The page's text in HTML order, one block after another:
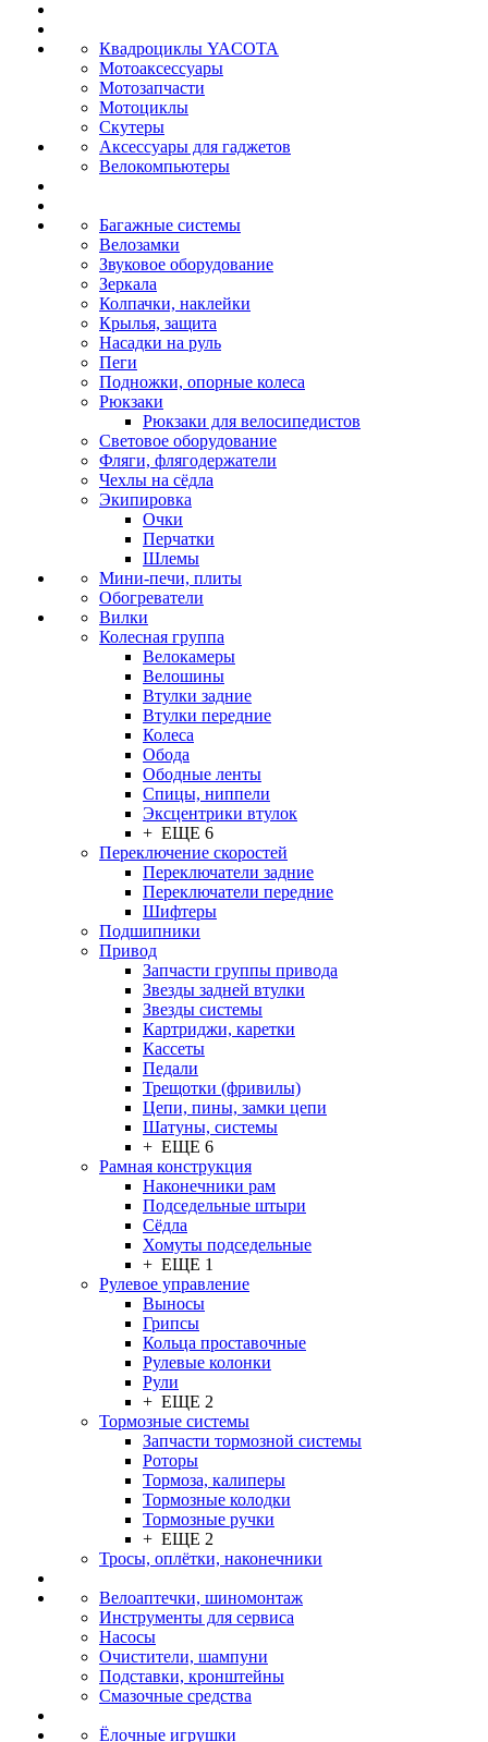
Квадроциклы YACOTA
Мотоаксессуары
Мотозапчасти
Мотоциклы
Скутеры
Аксессуары для гаджетов
Велокомпьютеры
Багажные системы
Велозамки
Звуковое оборудование
Зеркала
Колпачки, наклейки
Крылья, защита
Насадки на руль
Пеги
Подножки, опорные колеса
Рюкзаки
Рюкзаки для велосипедистов
Световое оборудование
Фляги, флягодержатели
Чехлы на сёдла
Экипировка
Очки
Перчатки
Шлемы
Мини-печи, плиты
Обогреватели
Вилки
Колесная группа
Велокамеры
Велошины
Втулки задние
Втулки передние
Колеса
Обода
Ободные ленты
Спицы, ниппели
Эксцентрики втулок
+ ЕЩЕ 6
Переключение скоростей
Переключатели задние
Переключатели передние
Шифтеры
Подшипники
Привод
Запчасти группы привода
Звезды задней втулки
Звезды системы
Картриджи, каретки
Кассеты
Педали
Трещотки (фривилы)
Цепи, пины, замки цепи
Шатуны, системы
+ ЕЩЕ 6
Рамная конструкция
Наконечники рам
Подседельные штыри
Сёдла
Хомуты подседельные
+ ЕЩЕ 1
Рулевое управление
Выносы
Грипсы
Кольца проставочные
Рулевые колонки
Рули
+ ЕЩЕ 2
Тормозные системы
Запчасти тормозной системы
Роторы
Тормоза, калиперы
Тормозные колодки
Тормозные ручки
+ ЕЩЕ 2
Тросы, оплётки, наконечники
Велоаптечки, шиномонтаж
Инструменты для сервиса
Насосы
Очистители, шампуни
Подставки, кронштейны
Смазочные средства
Ёлочные игрушки